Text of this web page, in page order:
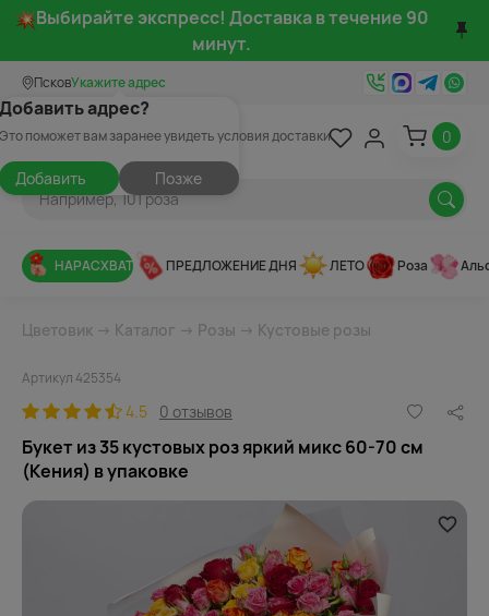
Выбирайте экспресс! Доставка в течение 90
минут.
ПсковУкажите адрес
адрес?
поможет вам заранее увидеть условия доставки
Добавить Позже
0
НАРАСХВАТ ПРЕДЛОЖЕНИЕ ДНЯ ЛЕТО Роза
Цветовик → Каталог → Розы → Кустовые розы
Артикул 425354
4.5 0 отзывов
Букет из 35 кустовых роз яркий микс 60-70 см
(Кения) в упаковке